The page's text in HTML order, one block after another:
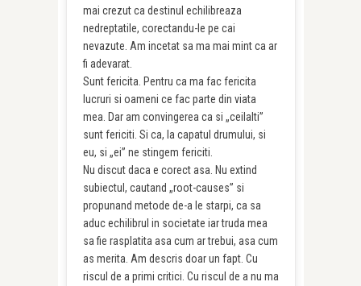
mai crezut ca destinul echilibreaza
nedreptatile, corectandu-le pe cai
nevazute. Am incetat sa ma mai mint ca ar
fi adevarat.
Sunt fericita. Pentru ca ma fac fericita
lucruri si oameni ce fac parte din viata
mea. Dar am convingerea ca si „ceilalti”
sunt fericiti. Si ca, la capatul drumului, si
eu, si „ei” ne stingem fericiti.
Nu discut daca e corect asa. Nu extind
subiectul, cautand „root-causes” si
propunand metode de-a le starpi, ca sa
aduc echilibrul in societate iar truda mea
sa fie rasplatita asa cum ar trebui, asa cum
as merita. Am descris doar un fapt. Cu
riscul de a primi critici. Cu riscul de a nu ma